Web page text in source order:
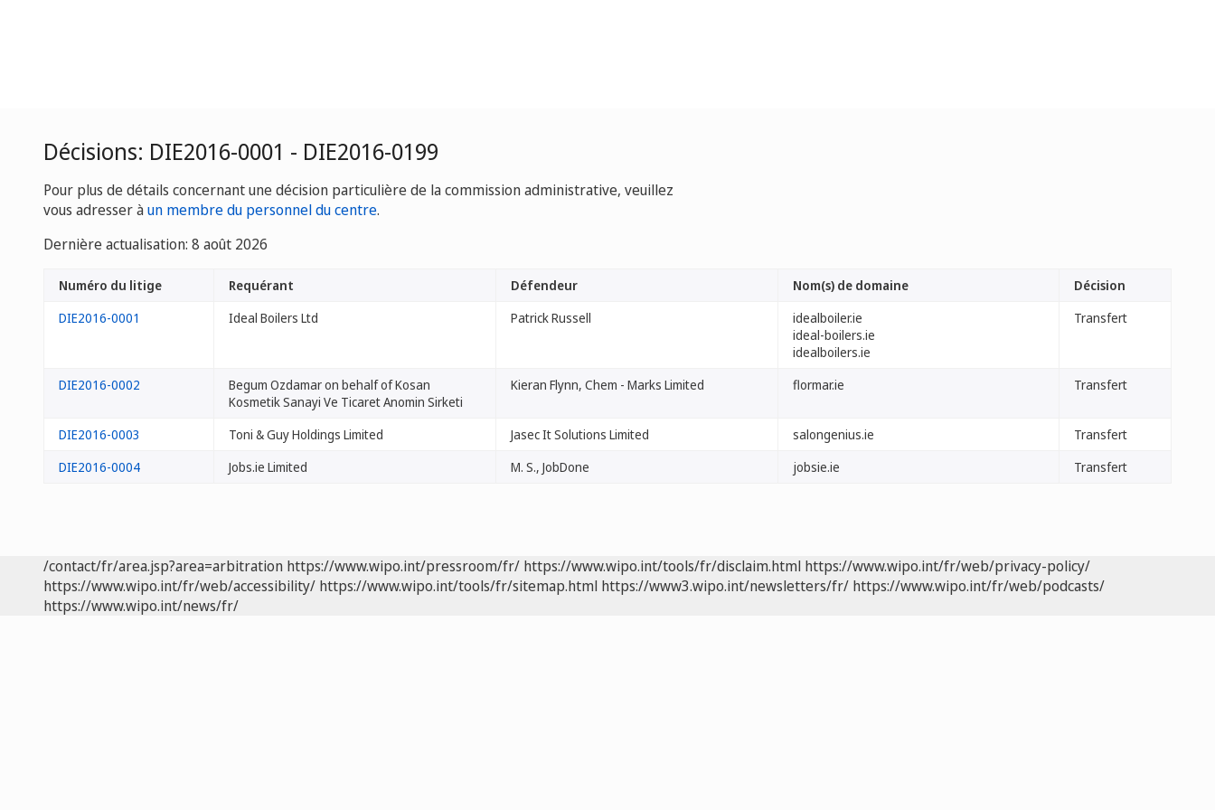
Décisions: DIE2016-0001 - DIE2016-0199
Pour plus de détails concernant une décision particulière de la commission administrative, veuillez
vous adresser àun membre du personnel du centre.
Dernière actualisation: 8 août 2026
Numéro du litige Requérant Défendeur Nom(s) de domaine
Décision
DIE2016-0001
Ideal Boilers Ltd Patrick Russell
idealboiler.ie
ideal-boilers.ie
idealboilers.ie
Transfert
DIE2016-0002
Begum Ozdamar on behalf of Kosan
Kosmetik Sanayi Ve Ticaret Anomin Sirketi
Kieran Flynn, Chem - Marks Limited flormar.ie Transfert
DIE2016-0003 Toni & Guy Holdings Limited Jasec It Solutions Limited salongenius.ie
Transfert
DIE2016-0004
Jobs.ie Limited M. S., JobDone jobsie.ie Transfert
/contact/fr/area.jsp?area=arbitration https://www.wipo.int/pressroom/fr/ https://www.wipo.int/tools/fr/disclaim.html https://www.wipo.int/fr/web/privacy-policy/
https://www.wipo.int/fr/web/accessibility/ https://www.wipo.int/tools/fr/sitemap.html https://www3.wipo.int/newsletters/fr/ https://www.wipo.int/fr/web/podcasts/
https://www.wipo.int/news/fr/